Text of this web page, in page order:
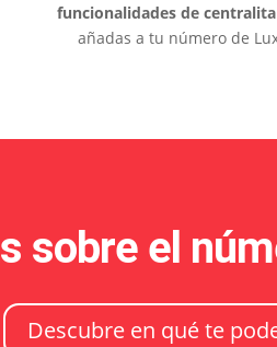
funcionalidades de centralita
añadas a tu número de
sobre el
Descubre en qué te